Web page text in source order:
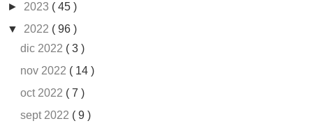
► 2023 ( 45 )
▼ 2022 ( 96 )
dic 2022 ( 3 )
nov 2022 ( 14 )
oct 2022 ( 7 )
sept 2022 ( 9 )